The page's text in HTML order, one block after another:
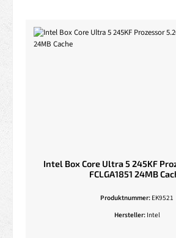
Intel Box Core Ultra 5 245KF
FCLGA1851 24MB
Produktnummer: EK9521
Hersteller: Intel